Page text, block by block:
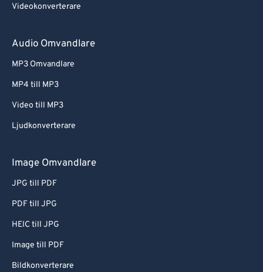
Videokonverterare
Audio Omvandlare
MP3 Omvandlare
MP4 till MP3
Video till MP3
Ljudkonverterare
Image Omvandlare
JPG till PDF
PDF till JPG
HEIC till JPG
Image till PDF
Bildkonverterare